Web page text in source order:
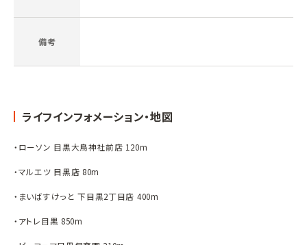
備考
ライフインフォメーション・地図
・ローソン 目黒大鳥神社前店 120m
・マルエツ 目黒店 80m
・まいばすけっと 下目黒2丁目店 400m
・アトレ目黒 850m